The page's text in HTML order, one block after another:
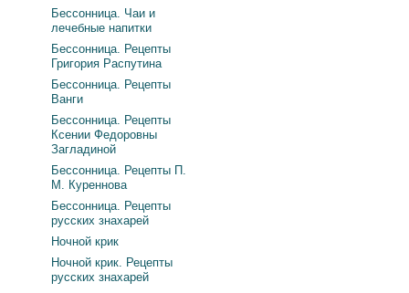
Бессонница. Чаи и
лечебные напитки
Бессонница. Рецепты
Григория Распутина
Бессонница. Рецепты
Ванги
Бессонница. Рецепты
Ксении Федоровны
Загладиной
Бессонница. Рецепты П.
М. Куреннова
Бессонница. Рецепты
русских знахарей
Ночной крик
Ночной крик. Рецепты
русских знахарей